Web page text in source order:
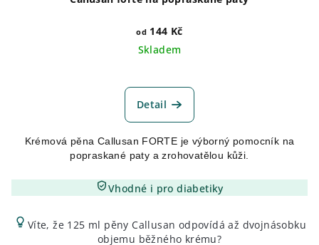
od 144 Kč
Skladem
hodnocení
produktu
z
5
Detail
Krémová pěna Callusan FORTE je výborný pomocník na
popraskané paty a zrohovatělou kůži.
Vhodné i pro diabetiky
Víte, že 125 ml pěny Callusan odpovídá až dvojnásobku
objemu běžného krému?